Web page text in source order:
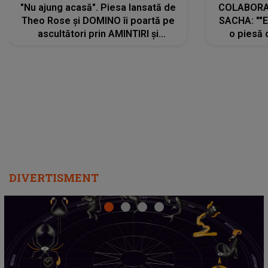
"Nu ajung acasă". Piesa lansată de
Theo Rose și DOMINO îi poartă pe
ascultători prin AMINTIRI și
SACHA:
o piesă
DIVERTISMENT